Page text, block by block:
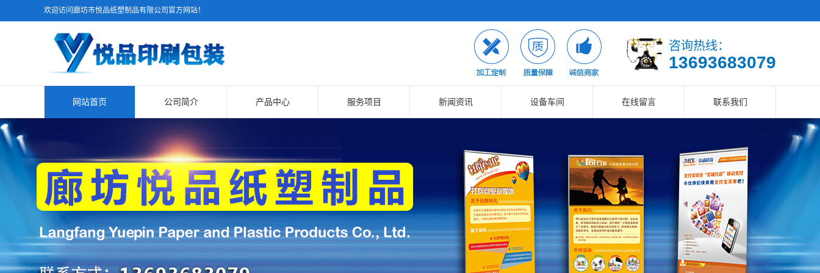
欢迎访问廊坊市悦品纸塑制品有限公司官方网站！
咨询热线：
13693683079
网站首页 公司简介 产品中心 服务项目 新闻资讯 设备车间 在线留言 联系我们